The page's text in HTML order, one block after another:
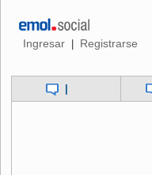
rosario.
Movimiento por la
Rosario Puga de la
Ingresar Registrarse